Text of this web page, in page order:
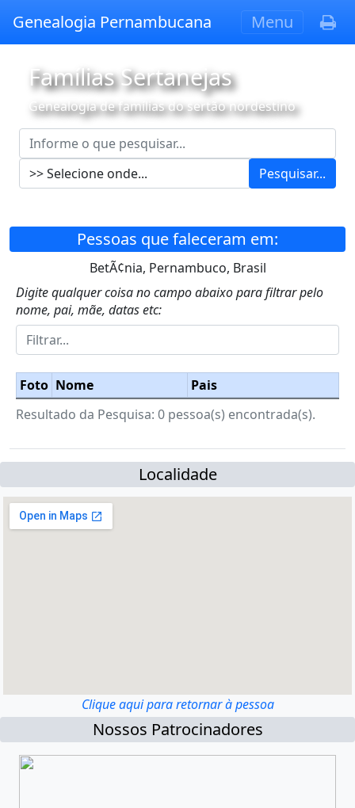
Genealogia Pernambucana Menu
Famílias Sertanejas
Genealogia de famílias do sertão nordestino
Pesquisar...
Pessoas que faleceram em:
BetÃ¢nia, Pernambuco, Brasil
Digite qualquer coisa no campo abaixo para filtrar pelo
nome, pai, mãe, datas etc:
Foto Nome
Pais
Resultado da Pesquisa: 0 pessoa(s) encontrada(s).
Localidade
Clique aqui para retornar à pessoa
Nossos Patrocinadores